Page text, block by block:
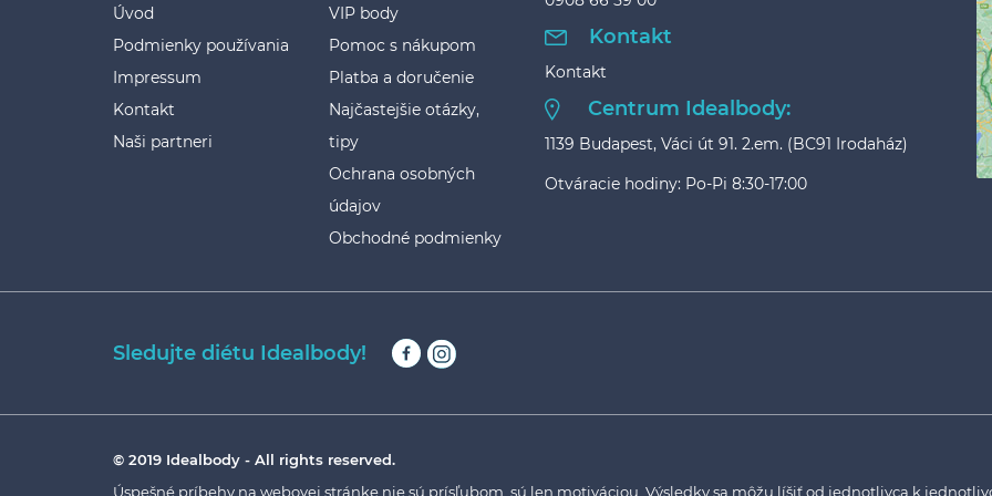
Úvod
Podmienky používania
Impressum
Kontakt
Naši partneri
VIP body
Pomoc s nákupom
Platba a doručenie
Najčastejšie otázky,
tipy
Ochrana osobných
údajov
Obchodné podmienky
Kontakt
Kontakt
Centrum Idealbody:
1139 Budapest, Váci út 91. 2.em. (BC91 Irodaház)
Otváracie hodiny: Po-Pi 8:30-17:00
Sledujte diétu Idealbody!
© 2019 Idealbody - All rights reserved.
Úspešné príbehy na webovej stránke nie sú prísľubom, sú len motiváciou. Výsledky sa môžu líšiť od jednotlivca k